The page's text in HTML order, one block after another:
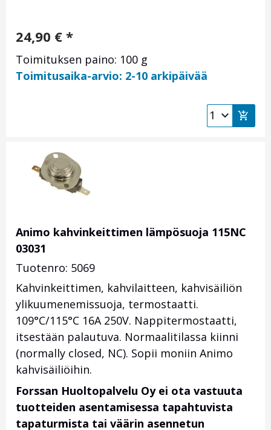
24,90 € *
Toimituksen paino: 100 g
Toimitusaika-arvio: 2-10 arkipäivää
Animo kahvinkeittimen lämpösuoja 115NC
03031
Tuotenro: 5069
Kahvinkeittimen, kahvilaitteen, kahvisäiliön
ylikuumenemissuoja, termostaatti.
109°C/115°C 16A 250V. Nappitermostaatti,
itsestään palautuva. Normaalitilassa kiinni
(normally closed, NC). Sopii moniin Animo
kahvisäiliöihin.
Forssan Huoltopalvelu Oy ei ota vastuuta
tuotteiden asentamisessa tapahtuvista
tapaturmista tai väärin asennetun